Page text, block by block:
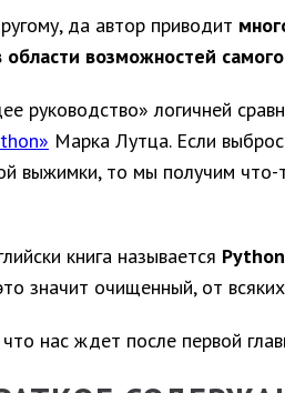
да автор приводит
области возможностей
руководство» логичней
Марка Лутца. Если
выжимки, то мы получим
книга называется
значит очищенный, от
нас ждет после первой